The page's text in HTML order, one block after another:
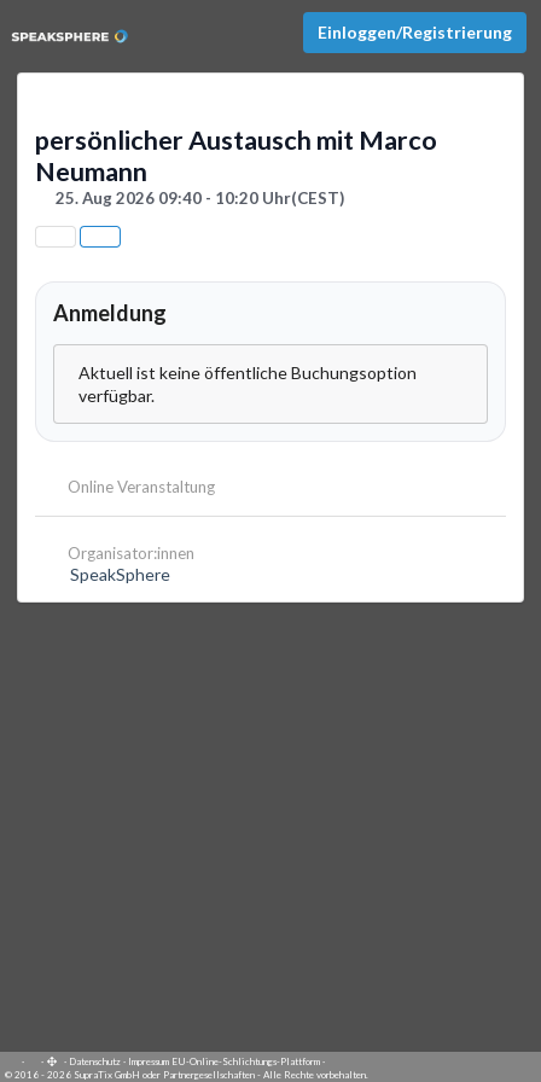
Einloggen/Registrierung
persönlicher Austausch mit Marco
Neumann
25. Aug 2026 09:40 - 10:20 Uhr(CEST)
Anmeldung
Aktuell ist keine öffentliche Buchungsoption
verfügbar.
Online Veranstaltung
Organisator:innen
SpeakSphere
· · · Datenschutz · Impressum EU-Online-Schlichtungs-Plattform ·
© 2016 - 2026 SupraTix GmbH oder Partnergesellschaften - Alle Rechte vorbehalten.